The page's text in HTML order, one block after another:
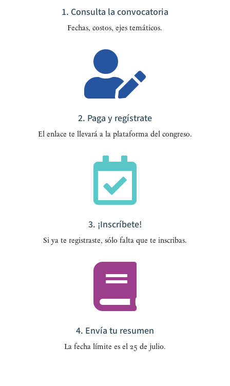
1. Consulta la convocatoria
Fechas, cos­tos, ejes temáticos.

2. Paga y regístrate
El enla­ce te lle­va­rá a la pla­ta­for­ma del congreso.

3. ¡Inscríbete!
Si ya te regis­tras­te, sólo fal­ta que te inscribas.

4. Envía tu resumen
La fecha lími­te es el 25 de julio.